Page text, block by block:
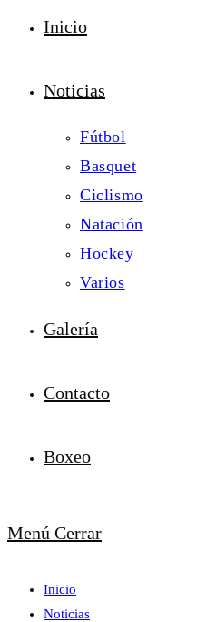
Inicio
Noticias
Fútbol
Basquet
Ciclismo
Natación
Hockey
Varios
Galería
Contacto
Boxeo
Menú Cerrar
Inicio
Noticias